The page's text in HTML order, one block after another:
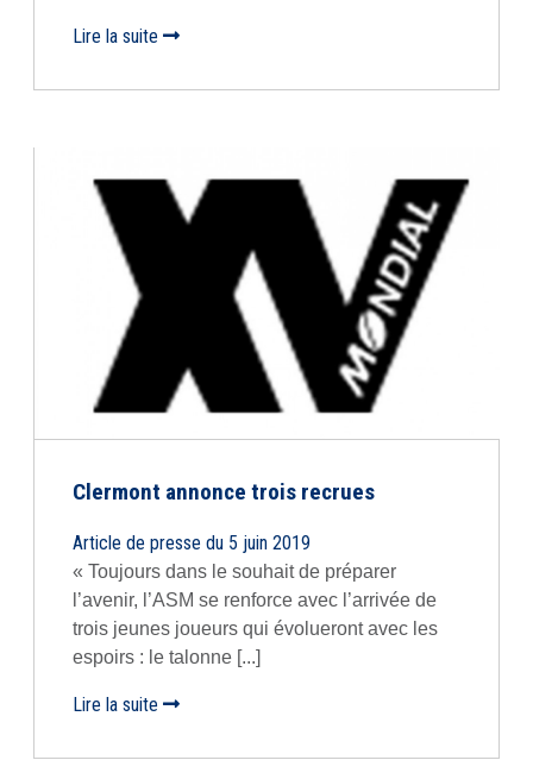
Lire la suite
Clermont annonce trois recrues
Article de presse du 5 juin 2019
« Toujours dans le souhait de préparer
l’avenir, l’ASM se renforce avec l’arrivée de
trois jeunes joueurs qui évolueront avec les
espoirs : le talonne [...]
Lire la suite